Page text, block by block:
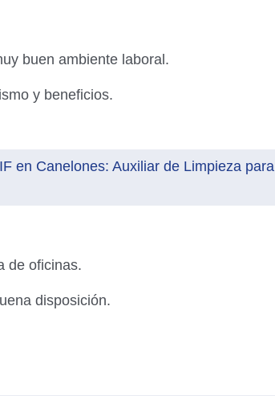
buen ambiente laboral.
y beneficios.
en Canelones: Auxiliar de Limpieza para
de oficinas.
disposición.